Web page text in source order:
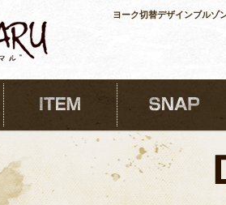
ヨーク切替デザインブルゾ